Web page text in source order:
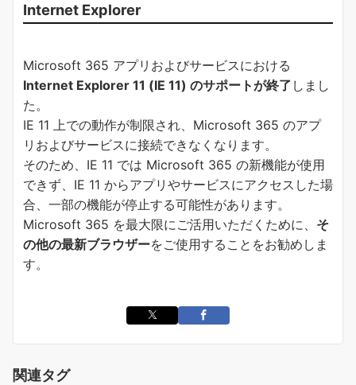
Internet Explorer
Microsoft 365 アプリおよびサービスにおける
Internet Explorer 11 (IE 11) のサポートが終了 しまし
た。
IE 11 上での動作が制限され、Microsoft 365 のアプ
リおよびサービスに接続できなくなります。
そのため、IE 11 では Microsoft 365 の新機能が使用
できず、IE 11 からアプリやサービスにアクセスした場
合、一部の機能が停止する可能性があります。
Microsoft 365 を最大限にご活用いただくために、 そ
の他の最新ブラウザーをご使用することをお勧めしま
す。
関連タグ